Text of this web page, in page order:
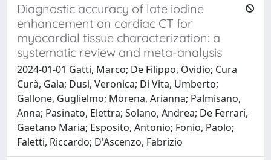
Diagnostic accuracy of late iodine
enhancement on cardiac CT for
myocardial tissue characterization: a
systematic review and meta-analysis
2024-01-01 Gatti, Marco; De Filippo, Ovidio; Cura
Curà, Gaia; Dusi, Veronica; Di Vita, Umberto;
Gallone, Guglielmo; Morena, Arianna; Palmisano,
Anna; Pasinato, Elettra; Solano, Andrea; De Ferrari,
Gaetano Maria; Esposito, Antonio; Fonio, Paolo;
Faletti, Riccardo; D'Ascenzo, Fabrizio